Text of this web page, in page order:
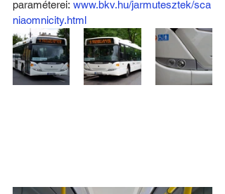
paraméterei: www.bkv.hu/jarmutesztek/sca
niaomnicity.html